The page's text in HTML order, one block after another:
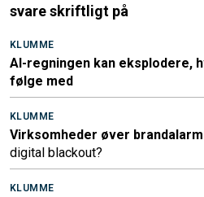
svare skriftligt på
KLUMME
AI-regningen kan eksplodere,
følge med
KLUMME
Virksomheder øver
digital blackout?
KLUMME